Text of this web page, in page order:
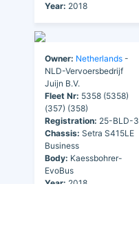
Year: 2018
Owner: Netherlands -
NLD-Vervoersbedrijf
Juijn B.V.
Fleet Nr: 5358 (5358)
(357) (358)
Registration: 25-BLD-3
Chassis: Setra S415LE
Business
Body: Kaessbohrer-
EvoBus
Year: 2018